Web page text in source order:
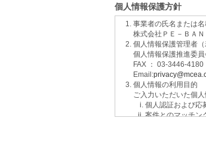
個人情報保護方針
事業者の氏名または
株式会社ＰＥ－ＢＡＮ
個人情報保護管理者
個人情報保護推進委
FAX ： 03-3446-4180
Email:
個人情報の利用目的
ご入力いただいた個
個人認証および応
案件とのマッチン